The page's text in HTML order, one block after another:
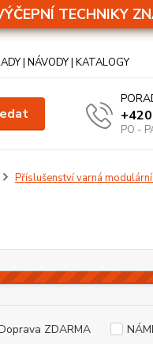
TECHNIKY
| NÁVODY | KATALOGY
PO -
Příslušenství varná
ZDARMA